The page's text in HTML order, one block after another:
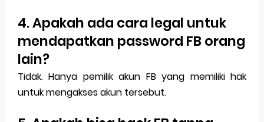
4. Apakah ada cara legal untuk
mendapatkan password FB orang
lain?
Tidak. Hanya pemilik akun FB yang memiliki hak
untuk mengakses akun tersebut.